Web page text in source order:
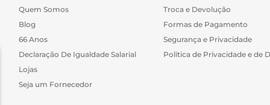
Quem Somos
Blog
66 Anos
Declaração De Igualdade Salarial
Lojas
Seja um Fornecedor
Troca e Devolução
Formas de Pagamento
Segurança e Privacidade
Politica de Privacidade e de